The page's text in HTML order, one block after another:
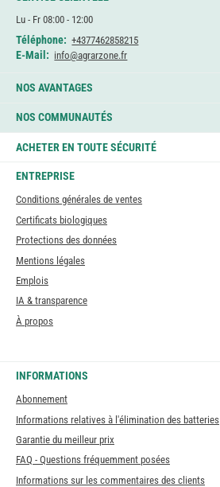
Lu - Fr 08:00 - 12:00
Téléphone: +4377462858215
E-Mail: info@agrarzone.fr
NOS AVANTAGES
NOS COMMUNAUTÉS
ACHETER EN TOUTE SÉCURITÉ
ENTREPRISE
Conditions générales de ventes
Certificats biologiques
Protections des données
Mentions légales
Emplois
IA & transparence
À propos
INFORMATIONS
Abonnement
Informations relatives à l'élimination des batteries
Garantie du meilleur prix
FAQ - Questions fréquemment posées
Informations sur les commentaires des clients